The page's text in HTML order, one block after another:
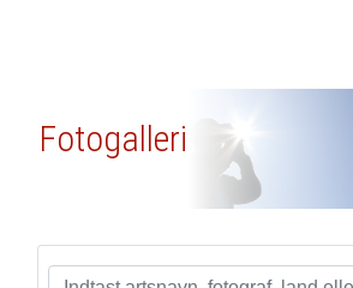
Fotogalleri